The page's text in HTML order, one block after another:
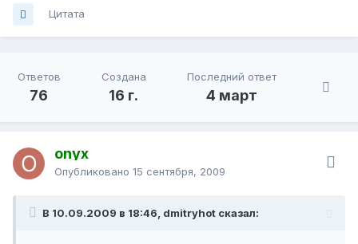
Цитата
Ответов
76
Создана
16 г.
Последний ответ
4 март
onyx
Опубликовано 15 сентября, 2009
В 10.09.2009 в 18:46, dmitryhot сказал: